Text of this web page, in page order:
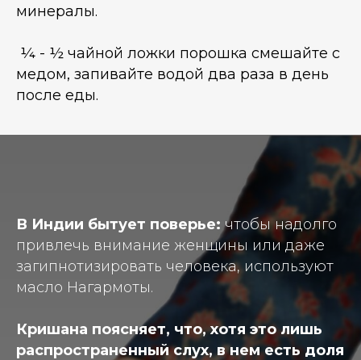
минералы.
¼ - ½ чайной ложки порошка смешайте с
медом, запивайте водой два раза в день
после еды.
В Индии бытует поверье:чтобы надолго
привлечь внимание женщины или даже
загипнотизировать человека, используют
масло Нагармоты.
Кришана поясняет, что, хотя это лишь
распространенный слух, в нем есть доля